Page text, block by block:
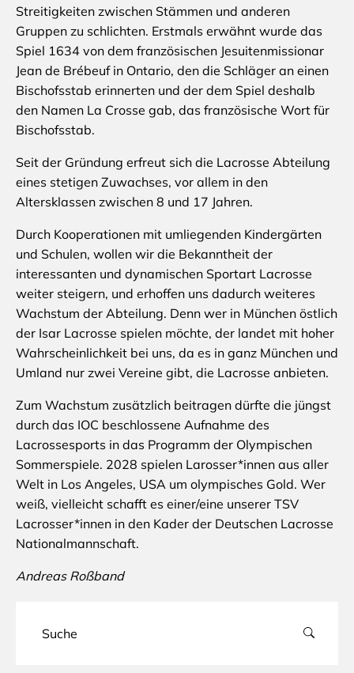
Streitigkeiten zwischen Stämmen und anderen
Gruppen zu schlichten. Erstmals erwähnt wurde das
Spiel 1634 von dem französischen Jesuitenmissionar
Jean de Brébeuf in Ontario, den die Schläger an einen
Bischofsstab erinnerten und der dem Spiel deshalb
den Namen La Crosse gab, das französische Wort für
Bischofsstab.
Seit der Gründung erfreut sich die Lacrosse Abteilung
eines stetigen Zuwachses, vor allem in den
Altersklassen zwischen 8 und 17 Jahren.
Durch Kooperationen mit umliegenden Kindergärten
und Schulen, wollen wir die Bekanntheit der
interessanten und dynamischen Sportart Lacrosse
weiter steigern, und erhoffen uns dadurch weiteres
Wachstum der Abteilung. Denn wer in München östlich
der Isar Lacrosse spielen möchte, der landet mit hoher
Wahrscheinlichkeit bei uns, da es in ganz München und
Umland nur zwei Vereine gibt, die Lacrosse anbieten.
Zum Wachstum zusätzlich beitragen dürfte die jüngst
durch das IOC beschlossene Aufnahme des
Lacrossesports in das Programm der Olympischen
Sommerspiele. 2028 spielen Larosser*innen aus aller
Welt in Los Angeles, USA um olympisches Gold. Wer
weiß, vielleicht schafft es einer/eine unserer TSV
Lacrosser*innen in den Kader der Deutschen Lacrosse
Nationalmannschaft.
Andreas Roßband